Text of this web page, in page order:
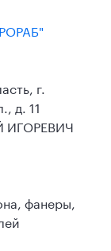
г.
д. 11
ИГОРЕВИЧ
фанеры,